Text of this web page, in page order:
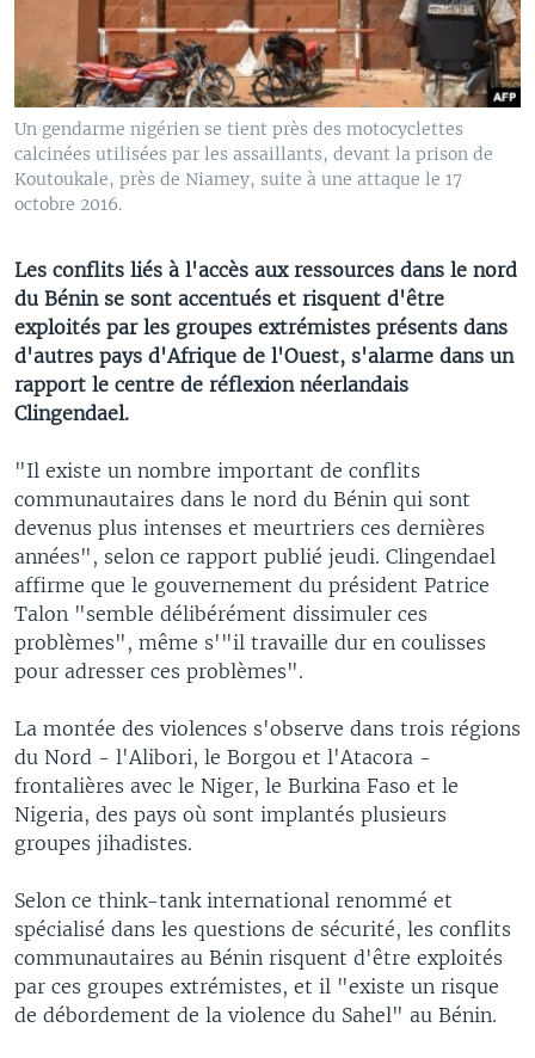
Un gendarme nigérien se tient près des motocyclettes
calcinées utilisées par les assaillants, devant la prison de
Koutoukale, près de Niamey, suite à une attaque le 17
octobre 2016.
Les conflits liés à l'accès aux ressources dans le nord
du Bénin se sont accentués et risquent d'être
exploités par les groupes extrémistes présents dans
d'autres pays d'Afrique de l'Ouest, s'alarme dans un
rapport le centre de réflexion néerlandais
Clingendael.
"Il existe un nombre important de conflits
communautaires dans le nord du Bénin qui sont
devenus plus intenses et meurtriers ces dernières
années", selon ce rapport publié jeudi. Clingendael
affirme que le gouvernement du président Patrice
Talon "semble délibérément dissimuler ces
problèmes", même s'"il travaille dur en coulisses
pour adresser ces problèmes".
La montée des violences s'observe dans trois régions
du Nord - l'Alibori, le Borgou et l'Atacora -
frontalières avec le Niger, le Burkina Faso et le
Nigeria, des pays où sont implantés plusieurs
groupes jihadistes.
Selon ce think-tank international renommé et
spécialisé dans les questions de sécurité, les conflits
communautaires au Bénin risquent d'être exploités
par ces groupes extrémistes, et il "existe un risque
de débordement de la violence du Sahel" au Bénin.